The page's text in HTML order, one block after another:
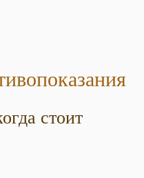
стоит